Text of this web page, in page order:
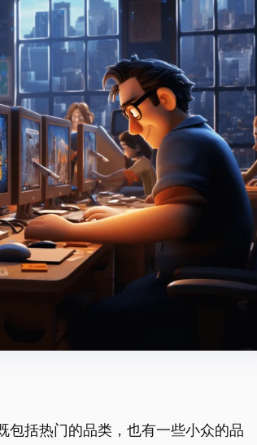
包括热门的品类，也有一些小众的品